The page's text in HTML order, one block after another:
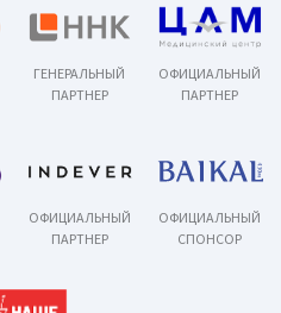
ГЕНЕРАЛЬНЫЙ
ПАРТНЕР
ОФИЦИАЛЬНЫЙ
ПАРТНЕР
ОФИЦИАЛЬНЫЙ
ПАРТНЕР
ОФИЦИАЛЬНЫЙ
СПОНСОР